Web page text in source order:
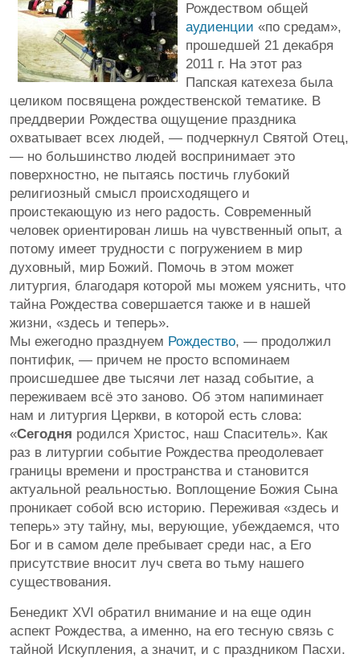
Рождеством общей
аудиенции «по средам»,
прошедшей 21 декабря
2011 г. На этот раз
Папская катехеза была
целиком посвящена рождественской тематике. В
преддверии Рождества ощущение праздника
охватывает всех людей, — подчеркнул Святой Отец,
— но большинство людей воспринимает это
поверхностно, не пытаясь постичь глубокий
религиозный смысл происходящего и
проистекающую из него радость. Современный
человек ориентирован лишь на чувственный опыт, а
потому имеет трудности с погружением в мир
духовный, мир Божий. Помочь в этом может
литургия, благодаря которой мы можем уяснить, что
тайна Рождества совершается также и в нашей
жизни, «здесь и теперь».
Мы ежегодно празднуем Рождество, — продолжил
понтифик, — причем не просто вспоминаем
происшедшее две тысячи лет назад событие, а
переживаем всё это заново. Об этом напиминает
нам и литургия Церкви, в которой есть слова:
«Сегодня родился Христос, наш Спаситель». Как
раз в литургии событие Рождества преодолевает
границы времени и пространства и становится
актуальной реальностью. Воплощение Божия Сына
проникает собой всю историю. Переживая «здесь и
теперь» эту тайну, мы, верующие, убеждаемся, что
Бог и в самом деле пребывает среди нас, а Его
присутствие вносит луч света во тьму нашего
существования.
Бенедикт XVI обратил внимание и на еще один
аспект Рождества, а именно, на его тесную связь с
тайной Искупления, а значит, и с праздником Пасхи.